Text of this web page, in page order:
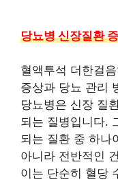
당뇨병 신장질환
혈액투석 더한걸
증상과 당뇨 관리
당뇨병은 신장 질
되는 질병입니다.
되는 질환 중 하나
아니라 전반적인
이는 단순히 혈당